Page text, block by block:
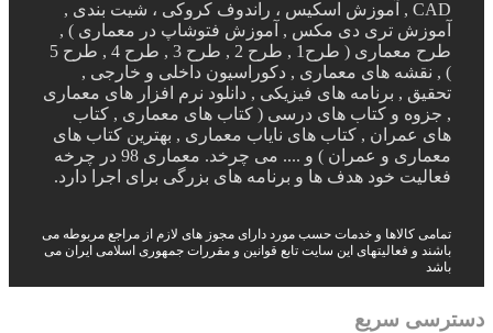
CAD , آموزش اسکیس ، راندوف کروکی ، شیت بندی ,
آموزش تری دی مکس , آموزش فتوشاپ در معماری ) ,
طرح معماری ( طرح1 , طرح 2 , طرح 3 , طرح 4 , طرح 5
) , نقشه های معماری , دکوراسیون داخلی و خارجی ,
تحقیق , برنامه های فیزیکی , دانلود نرم افزار های معماری
, جزوه و کتاب های درسی ( کتاب های معماری , کتاب
های عمران , کتاب های نایاب معماری , بهترین کتاب های
معماری و عمران ) و .... می چرخد. معماری 98 در چرخه
فعالیت خود هدف ها و برنامه های بزرگی برای اجرا دارد.
تمامی کالاها و خدمات حسب مورد دارای مجوز های لازم از مراجع مربوطه می
باشند و فعالیتهای این سایت تابع قوانین و مقررات جمهوری اسلامی ایران می
باشد
دسترسی سریع